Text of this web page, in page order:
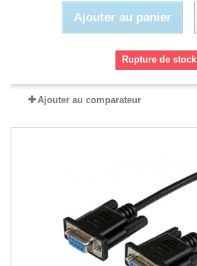
Ajouter au panier
Rupture de stock
Ajouter au comparateur